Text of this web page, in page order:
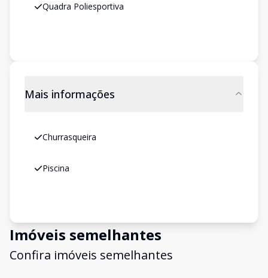
Quadra Poliesportiva
Mais informações
Churrasqueira
Piscina
Imóveis semelhantes
Confira imóveis semelhantes